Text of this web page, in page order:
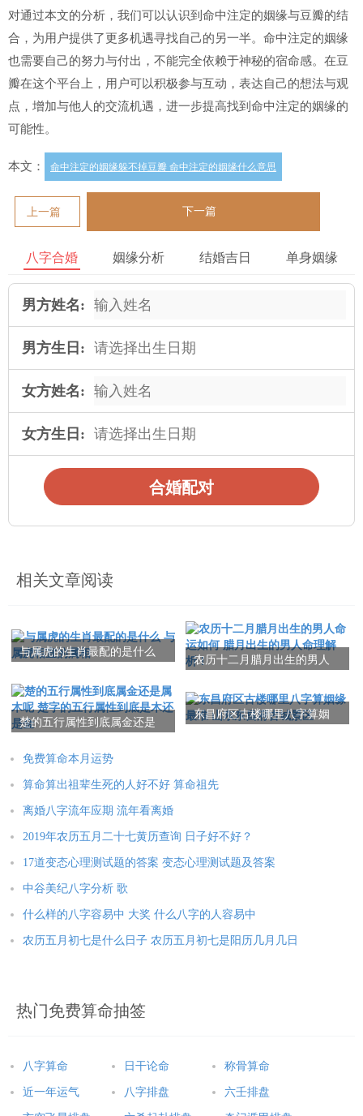
对通过本文的分析，我们可以认识到命中注定的姻缘与豆瓣的结
合，为用户提供了更多机遇寻找自己的另一半。命中注定的姻缘
也需要自己的努力与付出，不能完全依赖于神秘的宿命感。在豆
瓣在这个平台上，用户可以积极参与互动，表达自己的想法与观
点，增加与他人的交流机遇，进一步提高找到命中注定的姻缘的
可能性。
本文： 命中注定的姻缘躲不掉豆瓣 命中注定的姻缘什么意思
上一篇 下一篇
八字合婚 姻缘分析 结婚吉日 单身姻缘
男方姓名:
男方生日:
女方姓名:
女方生日:
合婚配对
相关文章阅读
与属虎的生肖最配的是什么
农历十二月腊月出生的男人
理解析！
楚的五行属性到底属金还是
是木还是金
东昌府区古楼哪里八字算姻
免费算命本月运势
算命算出祖辈生死的人好不好 算命祖先
离婚八字流年应期 流年看离婚
2019年农历五月二十七黄历查询 日子好不好？
17道变态心理测试题的答案 变态心理测试题及答案
中谷美纪八字分析 歌
什么样的八字容易中 大奖 什么八字的人容易中
农历五月初七是什么日子 农历五月初七是阳历几月几日
热门免费算命抽签
八字算命 日干论命 称骨算命
近一年运气 八字排盘 六壬排盘